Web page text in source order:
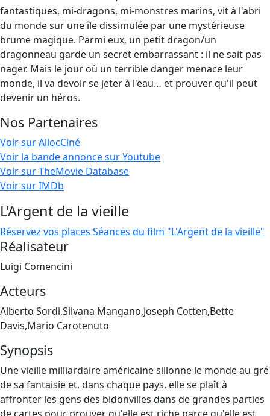
fantastiques, mi-dragons, mi-monstres marins, vit à l'abri
du monde sur une île dissimulée par une mystérieuse
brume magique. Parmi eux, un petit dragon/un
dragonneau garde un secret embarrassant : il ne sait pas
nager. Mais le jour où un terrible danger menace leur
monde, il va devoir se jeter à l'eau… et prouver qu'il peut
devenir un héros.
Nos Partenaires
Voir sur AllocCiné
Voir la bande annonce sur Youtube
Voir sur TheMovie Database
Voir sur IMDb
L'Argent de la vieille
Réservez vos places Séances du film "L'Argent de la vieille"
Réalisateur
Luigi Comencini
Acteurs
Alberto Sordi,Silvana Mangano,Joseph Cotten,Bette
Davis,Mario Carotenuto
Synopsis
Une vieille milliardaire américaine sillonne le monde au gré
de sa fantaisie et, dans chaque pays, elle se plaît à
affronter les gens des bidonvilles dans de grandes parties